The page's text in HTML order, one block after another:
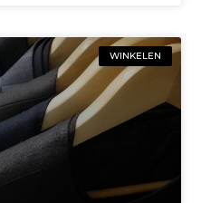
WINKELEN